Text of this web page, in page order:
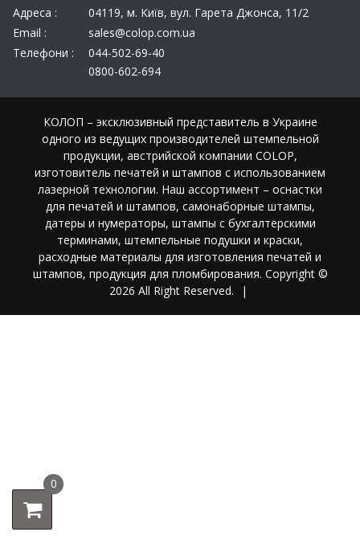
Адреса :
04119, м. Київ, вул. Гарета Джонса, 11/2
Email :
sales@colop.com.ua
Телефони :
044-502-69-40
0800-602-694
КОЛОП – эксклюзивный представитель в Украине
одного из ведущих производителей штемпельной
продукции, австрийской компании COLOP,
изготовитель печатей и штампов с использованием
лазерной технологии. Наш ассортимент – оснастки
для печатей и штампов, самонаборные штампы,
датеры и нумераторы, штампы с бухгалтерскими
терминами, штемпельные подушки и краски,
расходные материалы для изготовления печатей и
штампов, продукция для пломбирования. Copyright ©
2026 All Right Reserved.
|
0